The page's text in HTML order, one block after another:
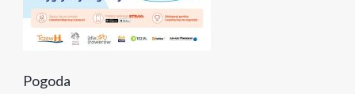
Pogoda